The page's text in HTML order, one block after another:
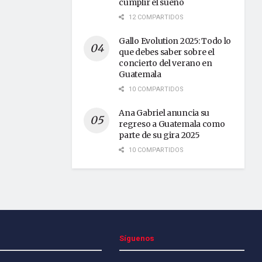
cumplir el sueño
12 COMPARTIDOS
Gallo Evolution 2025: Todo lo
que debes saber sobre el
concierto del verano en
Guatemala
10 COMPARTIDOS
Ana Gabriel anuncia su
regreso a Guatemala como
parte de su gira 2025
10 COMPARTIDOS
Síguenos